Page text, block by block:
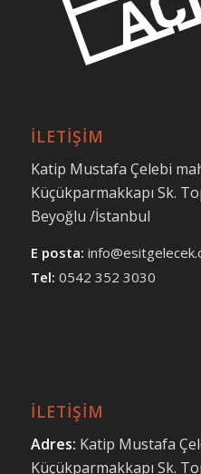
İLETİŞİM
Katip Mustafa Çelebi
Küçükparmakkapı Sk.
Beyoğlu /İstanbul
E posta:
Tel: 0542 352 3030
İLETİŞİM
Adres: Katip Mustafa
Küçükparmakkapı Sk.